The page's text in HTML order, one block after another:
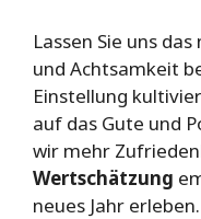
Lassen Sie uns
und Achtsamkeit
Einstellung
auf das Gute und
wir mehr
Wertschätzung
neues Jahr erleben.